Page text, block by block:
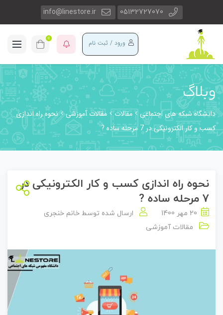
05132727070
info@linestore.ir
ورود / ثبت نام 0
وبلاگ
دانشگاه شبکه های اجتماعی مقالات مقالات آموزشی
نحوه راه اندازی
کسب و کار الکترونیکی در 7 مرحله ساده ?
نحوه راه اندازی کسب و کار الکترونیکی در
7 مرحله ساده ?
20 مهر 1400 ارسال شده توسط خانم خنجری
مقالات آموزشی